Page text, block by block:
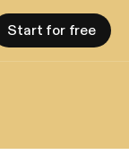
Start for free